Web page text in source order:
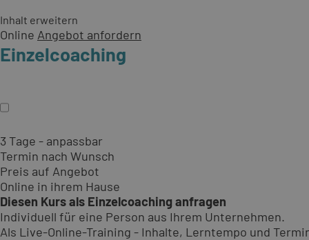
Inhalt erweitern
Online Angebot anfordern
Einzelcoaching
3 Tage - anpassbar
Termin nach Wunsch
Preis auf Angebot
Online in ihrem Hause
Diesen Kurs als Einzelcoaching anfragen
Individuell für eine Person aus Ihrem Unternehmen.
Als Live-Online-Training - Inhalte, Lerntempo und